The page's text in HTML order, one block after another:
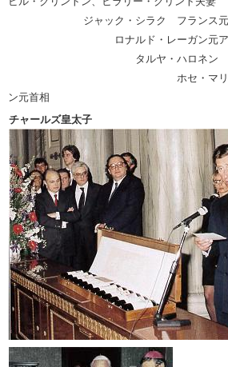
ジャック・シラク フランス元
ロナルド・レーガン元アメ
タルヤ・ハロネン フィン
ホセ・マリア・アス
ン元首相
チャールズ皇太子